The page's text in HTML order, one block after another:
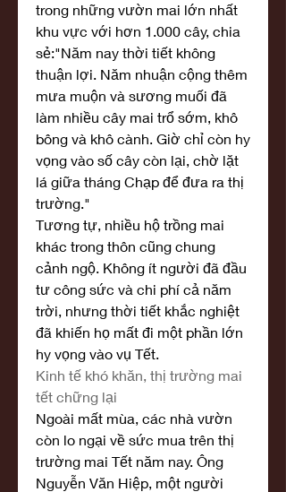
trong những vườn mai lớn nhất
khu vực với hơn 1.000 cây, chia
sẻ:"Năm nay thời tiết không
thuận lợi. Năm nhuận cộng thêm
mưa muộn và sương muối đã
làm nhiều cây mai trổ sớm, khô
bông và khô cành. Giờ chỉ còn hy
vọng vào số cây còn lại, chờ lặt
lá giữa tháng Chạp để đưa ra thị
trường."
Tương tự, nhiều hộ trồng mai
khác trong thôn cũng chung
cảnh ngộ. Không ít người đã đầu
tư công sức và chi phí cả năm
trời, nhưng thời tiết khắc nghiệt
đã khiến họ mất đi một phần lớn
hy vọng vào vụ Tết.
Kinh tế khó khăn, thị trường mai
tết chững lại
Ngoài mất mùa, các nhà vườn
còn lo ngại về sức mua trên thị
trường mai Tết năm nay. Ông
Nguyễn Văn Hiệp, một người